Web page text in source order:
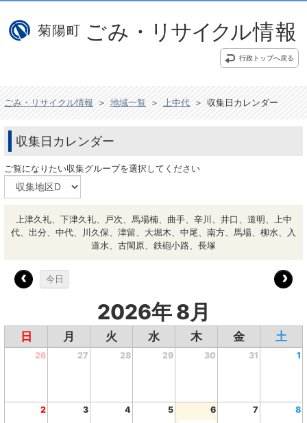
行政トップへ戻る
ごみ・リサイクル情報 ＞ 地域一覧 ＞ 上中代 ＞ 収集日カレンダー
収集日カレンダー
ご覧になりたい収集グループを選択してください
上津久礼、下津久礼、戸次、馬場楠、曲手、辛川、井口、道明、上中
代、出分、中代、川久保、津留、大堀木、中尾、南方、馬場、柳水、入
道水、古閑原、鉄砲小路、長塚
今日
2026年 8月
日 月 火 水 木 金 土
26 27 28 29 30 31 1
2 3 4 5 6 7 8